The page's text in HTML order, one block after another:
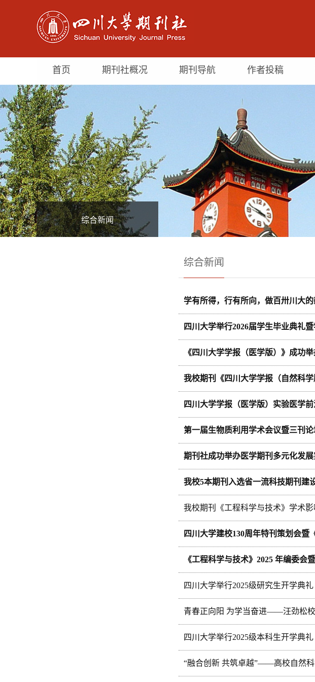
首页 期刊社概况 期刊导航 作者投稿
综合新闻
综合新闻
学有所得，行有所向，做百卅川大
四川大学举行2026届学生毕业典礼
《四川大学学报（医学版）》成功
我校期刊《四川大学学报（自然科
四川大学学报（医学版）实验医学
第一届生物质利用学术会议暨三刊
期刊社成功举办医学期刊多元化发
我校5本期刊入选省一流科技期刊建
我校期刊《工程科学与技术》学术影
四川大学建校130周年特刊策划会
《工程科学与技术》2025 年编委会
四川大学举行2025级研究生开学典礼
青春正向阳 为学当奋进——汪劲松
四川大学举行2025级本科生开学典礼
“融合创新 共筑卓越”——高校自然